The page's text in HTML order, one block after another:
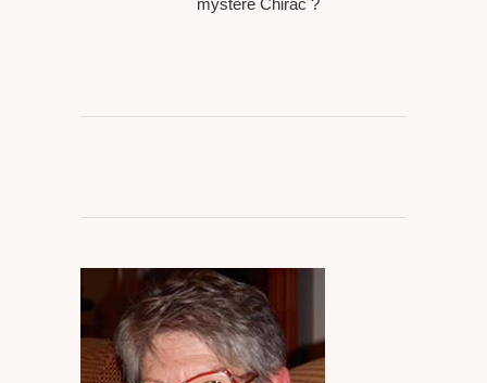
mystère Chirac ?